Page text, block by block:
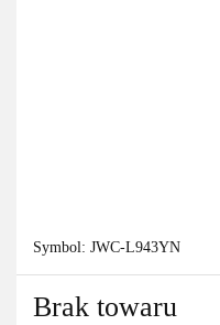
Symbol: JWC-L943YN
Brak towaru